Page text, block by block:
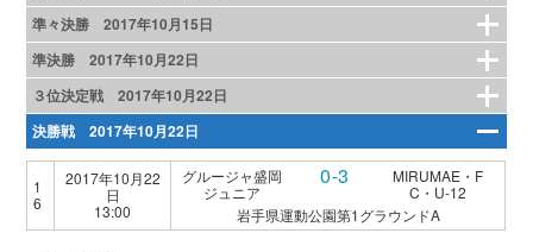
準々決勝 2017年10月15日
準決勝 2017年10月22日
３位決定戦 2017年10月22日
決勝戦 2017年10月22日
1
6
2017年10月22
日
13:00
グルージャ盛岡
ジュニア
0-3
MIRUMAE・F
C・U-12
岩手県運動公園第1グラウンドA